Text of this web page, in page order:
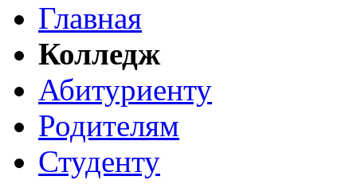
Главная
Колледж
Абитуриенту
Родителям
Студенту